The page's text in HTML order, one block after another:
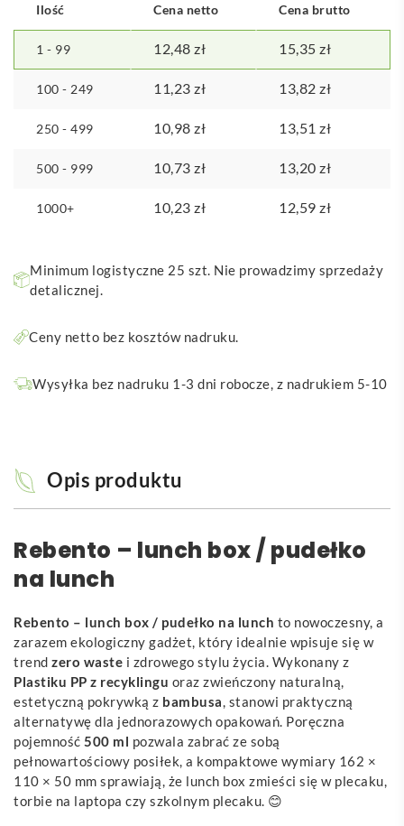
Ilość Cena netto Cena brutto
1 - 99 12,48 zł 15,35 zł
100 - 249 11,23 zł 13,82 zł
250 - 499 10,98 zł 13,51 zł
500 - 999 10,73 zł 13,20 zł
1000+ 10,23 zł 12,59 zł
Minimum logistyczne 25 szt. Nie prowadzimy sprzedaży
detalicznej.
Ceny netto bez kosztów nadruku.
Wysyłka bez nadruku 1-3 dni robocze, z nadrukiem 5-10
Opis produktu
Rebento – lunch box / pudełko
na lunch
Rebento – lunch box / pudełko na lunch to nowoczesny, a
zarazem ekologiczny gadżet, który idealnie wpisuje się w
trend zero waste i zdrowego stylu życia. Wykonany z
Plastiku PP z recyklingu oraz zwieńczony naturalną,
estetyczną pokrywką z bambusa, stanowi praktyczną
alternatywę dla jednorazowych opakowań. Poręczna
pojemność 500 ml pozwala zabrać ze sobą
pełnowartościowy posiłek, a kompaktowe wymiary 162 ×
110 × 50 mm sprawiają, że lunch box zmieści się w plecaku,
torbie na laptopa czy szkolnym plecaku. 😊